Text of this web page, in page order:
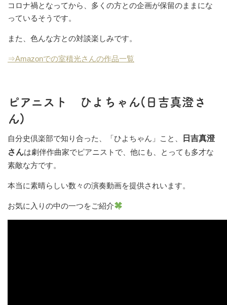
コロナ禍となってから、多くの方との企画が保留のままにな
っているそうです。
また、色んな方との対談楽しみです。
⇒Amazonでの室積光さんの作品一覧
ピアニスト ひよちゃん(日吉真澄さ
ん)
自分史倶楽部で知り合った、「ひよちゃん」こと、
日吉真澄
さんは劇伴作曲家でピアニストで、他にも、とっても多才な
素敵な方です。
本当に素晴らしい数々の演奏動画を提供されいます。
お気に入りの中の一つをご紹介